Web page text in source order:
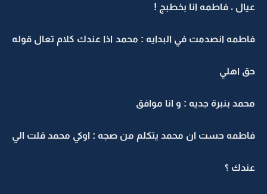
عيال ، فاطمه انا بخطبج !
فاطمه انصدمت في البدايه : محمد اذا عندك كلام تعال قوله
حق اهلي
محمد بنبرة جديه : و انا موافق
فاطمه حست ان محمد يتكلم من صجه : اوكي محمد قلت الي
عندك ؟